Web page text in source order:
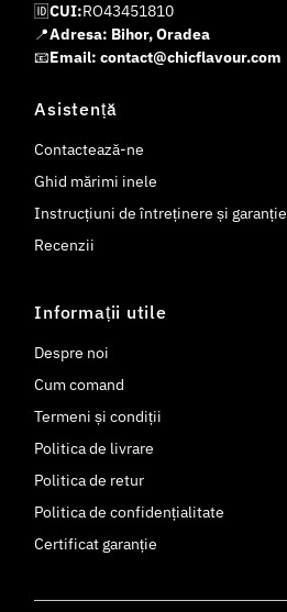
🆔CUI:RO43451810
📍Adresa: Bihor, Oradea
📧Email: contact@chicflavour.com
Asistență
Contactează-ne
Ghid mărimi inele
Instrucțiuni de întreținere și garanție
Recenzii
Informații utile
Despre noi
Cum comand
Termeni și condiții
Politica de livrare
Politica de retur
Politica de confidențialitate
Certificat garanție